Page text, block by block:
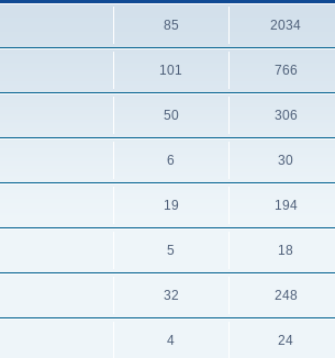
85 2034
101 766
50 306
6 30
19 194
5 18
32 248
4 24